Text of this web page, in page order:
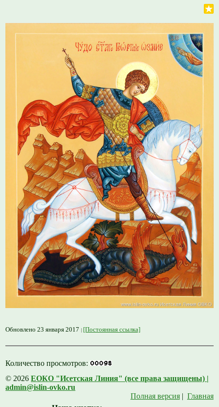
Обновлено 23 января 2017 [Постоянная ссылка]
Количество просмотров:
© 2026ЕОКО "Исетская Линия" (все права защищены) |
admin@islin-ovko.ru
Полная версия| Главная